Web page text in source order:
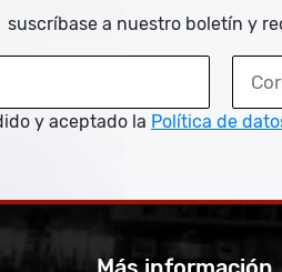
suscríbase a nuestro boletín y
y aceptado la Política de